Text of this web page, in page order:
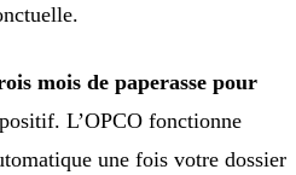
mois de paperasse pour
L’OPCO fonctionne
une fois votre dossier